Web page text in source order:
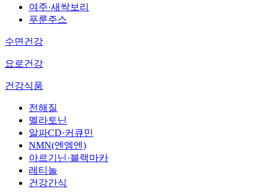
여주·새싹보리
푸룬주스
수면건강
요로건강
건강식품
전해질
멜라토닌
알파CD·커큐민
NMN(엔엠엔)
아르기닌·블랙마카
레티놀
건강간식